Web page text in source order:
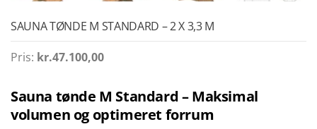
SAUNA TØNDE M STANDARD – 2 X 3,3 M
Pris: kr.47.100,00
Sauna tønde M Standard – Maksimal
volumen og optimeret forrum